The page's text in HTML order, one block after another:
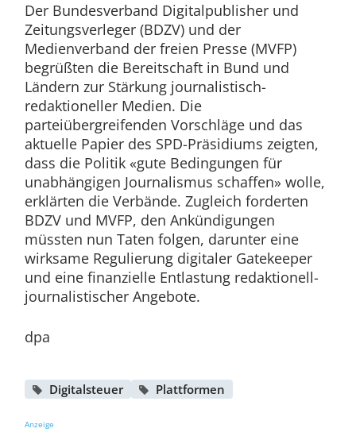
Der Bundesverband Digitalpublisher und
Zeitungsverleger (BDZV) und der
Medienverband der freien Presse (MVFP)
begrüßten die Bereitschaft in Bund und
Ländern zur Stärkung journalistisch-
redaktioneller Medien. Die
parteiübergreifenden Vorschläge und das
aktuelle Papier des SPD-Präsidiums zeigten,
dass die Politik «gute Bedingungen für
unabhängigen Journalismus schaffen» wolle,
erklärten die Verbände. Zugleich forderten
BDZV und MVFP, den Ankündigungen
müssten nun Taten folgen, darunter eine
wirksame Regulierung digitaler Gatekeeper
und eine finanzielle Entlastung redaktionell-
journalistischer Angebote.
dpa
Digitalsteuer Plattformen
Anzeige